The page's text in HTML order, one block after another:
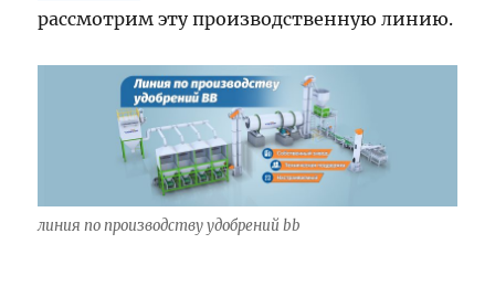
рассмотрим эту производственную линию.
линия по производству удобрений bb